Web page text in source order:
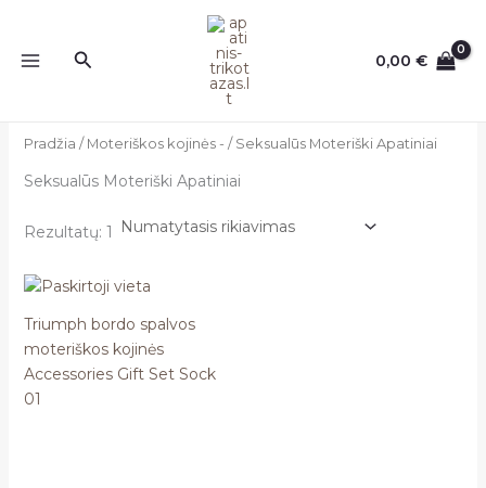
turinio
Paieška 0,00€
Pradžia / Moteriškos kojinės - / Seksualūs Moteriški Apatiniai
Seksualūs Moteriški Apatiniai
Rezultatų: 1
Triumph bordo spalvos
moteriškos kojinės
Accessories Gift Set Sock
01